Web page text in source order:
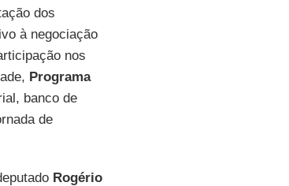
dos
à negociação
nos
Programa
banco de
de
Rogério